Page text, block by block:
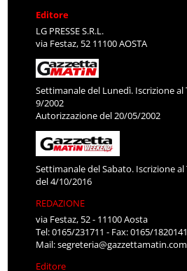
Editore
LG PRESSE S.R.L.
via Festaz, 52 11100 AOSTA
Settimanale del Lunedì. Iscrizione
9/2002
Autorizzazione del 20/05/2002
Settimanale del Sabato. Iscrizione
del 4/10/2016
REDAZIONE
via Festaz, 52 - 11100 Aosta
Tel: 0165/231711 - Fax: 0165/1820141
Mail:segreteria@gazzettamatin.com
Editore